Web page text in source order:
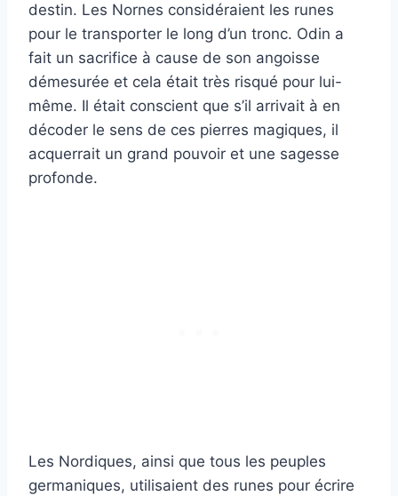
destin. Les Nornes considéraient les runes
pour le transporter le long d’un tronc. Odin a
fait un sacrifice à cause de son angoisse
démesurée et cela était très risqué pour lui-
même. Il était conscient que s’il arrivait à en
décoder le sens de ces pierres magiques, il
acquerrait un grand pouvoir et une sagesse
profonde.
Les Nordiques, ainsi que tous les peuples
germaniques, utilisaient des runes pour écrire